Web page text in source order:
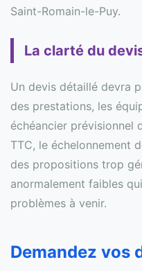
Saint-Romain-le-Puy.
La clarté du
Un devis détaillé devra
des prestations, les
échéancier prévisionnel
TTC, le échelonnement
des propositions trop
anormalement faibles
problèmes à venir.
Demandez vos